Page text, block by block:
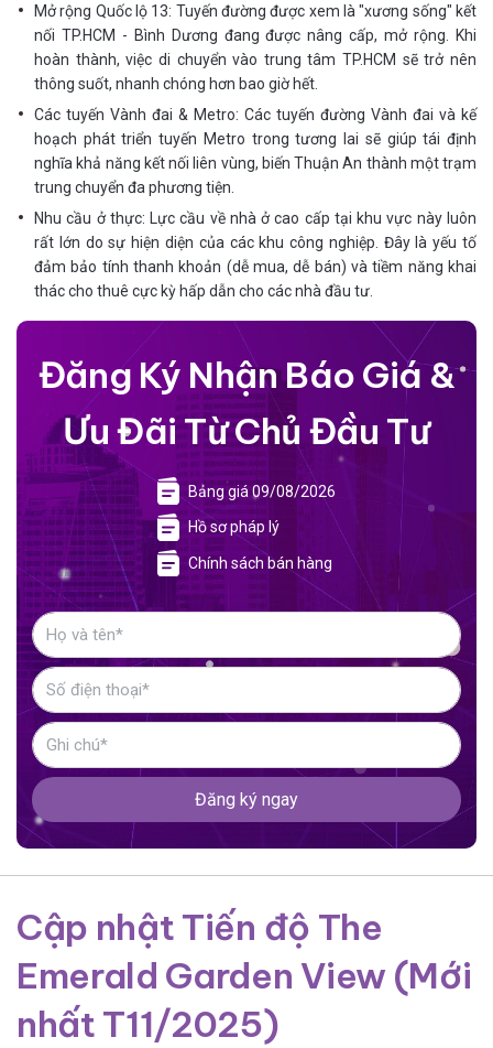
Mở rộng Quốc lộ 13: Tuyến đường được xem là "xương sống" kết
nối TP.HCM - Bình Dương đang được nâng cấp, mở rộng. Khi
hoàn thành, việc di chuyển vào trung tâm TP.HCM sẽ trở nên
thông suốt, nhanh chóng hơn bao giờ hết.
Các tuyến Vành đai & Metro: Các tuyến đường Vành đai và kế
hoạch phát triển tuyến Metro trong tương lai sẽ giúp tái định
nghĩa khả năng kết nối liên vùng, biến Thuận An thành một trạm
trung chuyển đa phương tiện.
Nhu cầu ở thực: Lực cầu về nhà ở cao cấp tại khu vực này luôn
rất lớn do sự hiện diện của các khu công nghiệp. Đây là yếu tố
đảm bảo tính thanh khoản (dễ mua, dễ bán) và tiềm năng khai
thác cho thuê cực kỳ hấp dẫn cho các nhà đầu tư.
Đăng Ký Nhận Báo Giá &
Ưu Đãi Từ Chủ Đầu Tư
Bảng giá 09/08/2026
Hồ sơ pháp lý
Chính sách bán hàng
Đăng ký ngay
Cập nhật Tiến độ The
Emerald Garden View (Mới
nhất T11/2025)